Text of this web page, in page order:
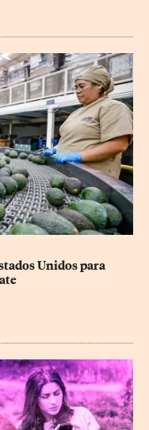
Unidos para